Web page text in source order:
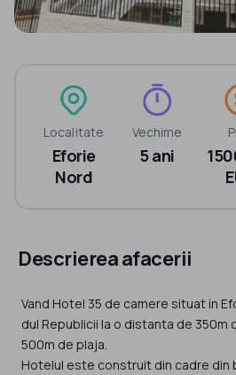
Localitate
Eforie
Nord
Vechime
5 ani
Descrierea afacerii
Vand Hotel 35 de camere situat in
dul Republicii la o distanta de 350m
500m de plaja.
Hotelul este construit din cadre din